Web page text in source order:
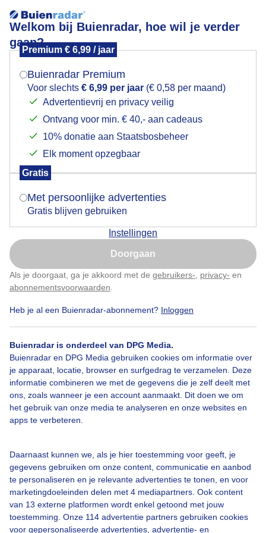
Welkom bij Buienradar, hoe wil je verder
gaan?
Premium € 6,99 / jaar
Buienradar Premium
Voor slechts € 6,99 per jaar (€ 0,58 per maand)
Advertentievrij en privacy veilig
Ontvang voor min. € 40,- aan cadeaus
10% donatie aan Staatsbosbeheer
Elk moment opzegbaar
Gratis
Met persoonlijke advertenties
Gratis blijven gebruiken
Instellingen
Doorgaan
Als je doorgaat, ga je akkoord met de gebruikers- privacy- en
abonnementsvoorwaarden
Heb je al een Buienradar-abonnement? Inloggen
Buienradar is onderdeel van DPG Media.
Buienradar en DPG Media gebruiken cookies om informatie over
je apparaat, locatie, browser en surfgedrag te verzamelen. Deze
informatie combineren we met de gegevens die je zelf deelt met
ons, zoals wanneer je een account aanmaakt. Dit doen we om
het gebruik van onze media te analyseren en onze websites en
apps te verbeteren.
Daarnaast kunnen we, als je hier toestemming voor geeft, je
gegevens gebruiken om onze content, communicatie en aanbod
te personaliseren en je relevante advertenties te tonen, en voor
marketingdoeleinden delen met 4 mediapartners. Ook content
van 13 externe platformen wordt enkel getoond met jouw
toestemming. Onze 114 advertentie partners gebruiken cookies
voor gepersonaliseerde advertenties, advertentie- en
flamingo
Een moment geduld aub...
Populaire categorieën
Lente
Zomer
Over Buienradar
Bedrijfsgegevens
Veelgestelde vragen
Contact
Toegankelijkheid
Buienradar Team
Privacy beleid
Cookie beleid
Privacy instellingen
Mogen we je locatie gebruiken voor het
Indien je hier nog geen akkoord op hebt gegeven,
verschijnt er zo een pop-up uit je browser waarin
Is goed, toon de popup
Nu niet, misschien later
Klik hierom dit aan te passen